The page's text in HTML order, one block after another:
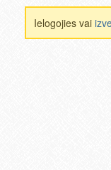
Ielogojies vai